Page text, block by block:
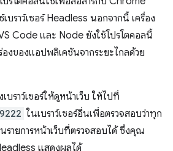
ราว์เซอร์ Headless นอกจากนี้ เครื่อง
Code และ Node ยังใช้โปรโตคอลนี้
งของแอปพลิเคชันจากระยะไกลด้วย
ราว์เซอร์ให้ดูหน้าเว็บ ให้ไปที่
ในเบราว์เซอร์อื่นเพื่อตรวจสอบว่าทุก
รายการหน้าเว็บที่ตรวจสอบได้ ซึ่งคุณ
แสดงผลได้